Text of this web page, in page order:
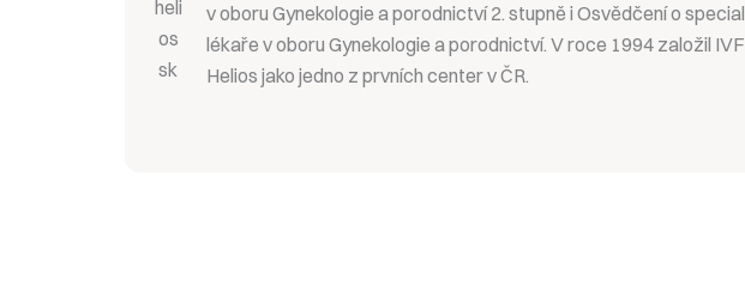
v oboru Gynekologie a porodnictví 2. stupně i Osvědčení o
lékaře v oboru Gynekologie a porodnictví. V roce 1994 založil
Helios jako jedno z prvních center v ČR.